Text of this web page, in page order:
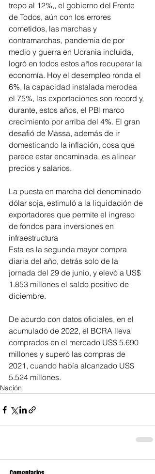
trepo al 12%,, el gobierno del Frente
de Todos, aún con los errores
cometidos, las marchas y
contramarchas, pandemia de por
medio y guerra en Ucrania incluida,
logró en todos estos años recuperar la
economía. Hoy el desempleo ronda el
6%, la capacidad instalada merodea
el 75%, las exportaciones son record y,
durante, estos años, el PBI marco
crecimiento por arriba del 4%. El gran
desafió de Massa, además de ir
domesticando la inflación, cosa que
parece estar encaminada, es alinear
precios y salarios.
La puesta en marcha del denominado
dólar soja, estimuló a la liquidación de
exportadores que permite el ingreso
de fondos para inversiones en
infraestructura
Esta es la segunda mayor compra
diaria del año, detrás solo de la
jornada del 29 de junio, y elevó a US$
1.853 millones el saldo positivo de
diciembre.
De acurdo con datos oficiales, en el
acumulado de 2022, el BCRA lleva
comprados en el mercado US$ 5.690
millones y superó las compras de
2021, cuando había alcanzado US$
5.524 millones.
Nación